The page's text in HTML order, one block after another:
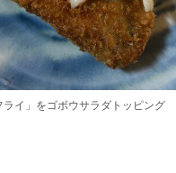
イ」をゴボウサラダトッピング